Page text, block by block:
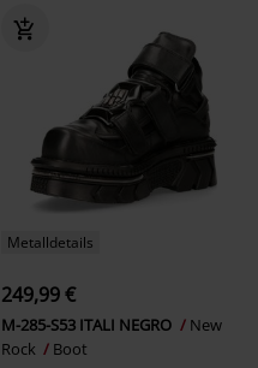
Metalldetails
249,99 €
M-285-S53 ITALI NEGRO
New
Rock
Boot